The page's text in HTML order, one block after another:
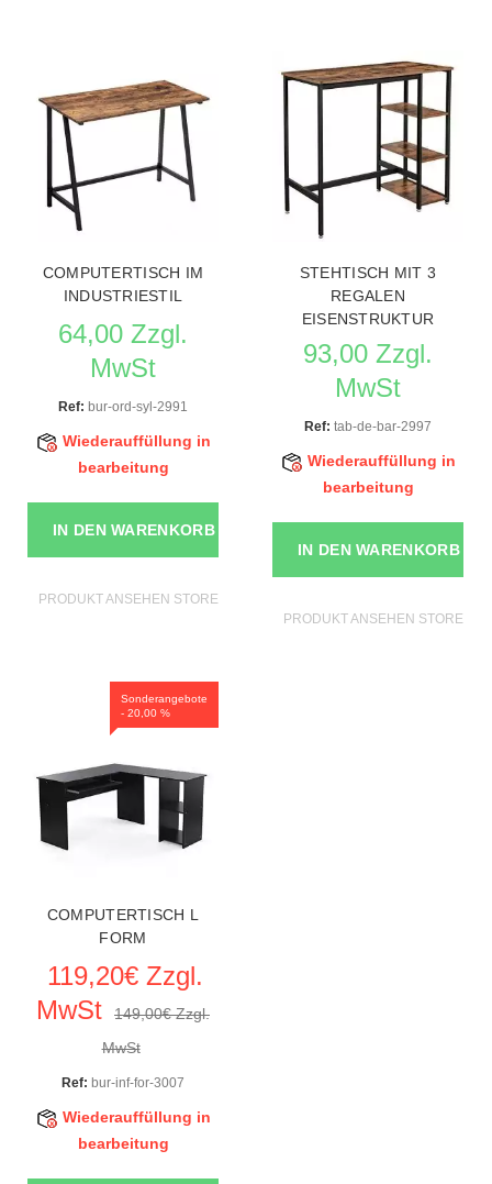
COMPUTERTISCH IM
INDUSTRIESTIL
64,00 Zzgl.
MwSt
Ref: bur-ord-syl-2991
Wiederauffüllung in
bearbeitung
IN DEN WARENKORB
PRODUKT ANSEHEN STORE MÖBEL
STEHTISCH MIT 3
REGALEN
EISENSTRUKTUR
93,00 Zzgl.
MwSt
Ref: tab-de-bar-2997
Wiederauffüllung in
bearbeitung
IN DEN WARENKORB
PRODUKT ANSEHEN STORE
Sonderangebote
- 20,00 %
COMPUTERTISCH L
FORM
119,20€ Zzgl.
MwSt
149,00€ Zzgl.
MwSt
Ref: bur-inf-for-3007
Wiederauffüllung in
bearbeitung